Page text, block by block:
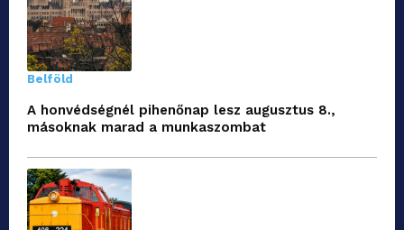
Belföld
A honvédségnél pihenőnap lesz augusztus 8.,
másoknak marad a munkaszombat